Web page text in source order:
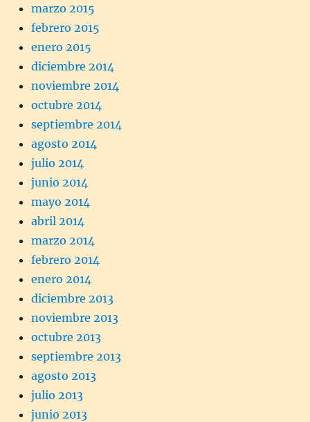
marzo 2015
febrero 2015
enero 2015
diciembre 2014
noviembre 2014
octubre 2014
septiembre 2014
agosto 2014
julio 2014
junio 2014
mayo 2014
abril 2014
marzo 2014
febrero 2014
enero 2014
diciembre 2013
noviembre 2013
octubre 2013
septiembre 2013
agosto 2013
julio 2013
junio 2013